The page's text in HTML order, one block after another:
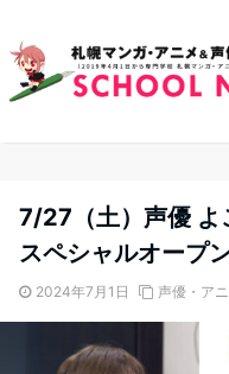
7/27（土）声優 よ
スペシャルオープ
2024年7月1日 声優・ア